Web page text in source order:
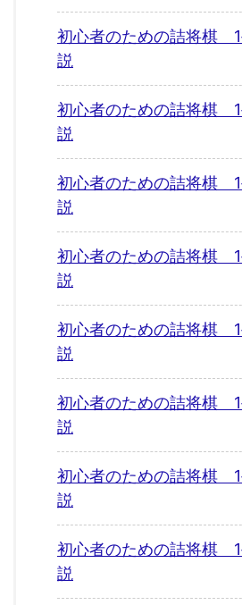
初心者のための詰将棋
説
初心者のための詰将棋
説
初心者のための詰将棋
説
初心者のための詰将棋
説
初心者のための詰将棋
説
初心者のための詰将棋
説
初心者のための詰将棋
説
初心者のための詰将棋
説